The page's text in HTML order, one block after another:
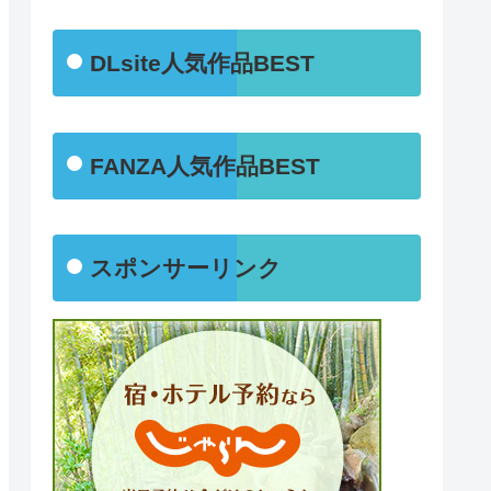
DLsite人気作品BEST
FANZA人気作品BEST
スポンサーリンク